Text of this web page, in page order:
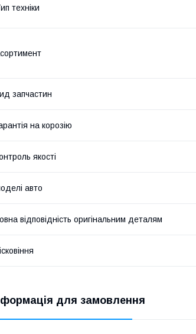
техніки
запчастин
на корозію
якості
авто
відповідність оригінальним деталям
для замовлення